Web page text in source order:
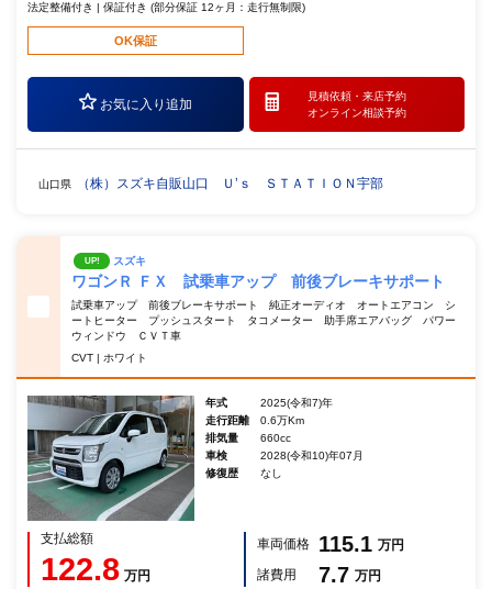
法定整備付き | 保証付き (部分保証 12ヶ月：走行無制限)
OK保証
お気に入り追加
見積依頼・ 来店予約
オンライン相談予約
山口県 （株）スズキ自販山口 Ｕ’ｓ ＳＴＡＴＩＯＮ宇部
UP! スズキ
ワゴンＲ ＦＸ 試乗車アップ 前後ブレーキサポート
試乗車アップ 前後ブレーキサポート 純正オーディオ オートエアコン シ
ートヒーター プッシュスタート タコメーター 助手席エアバッグ パワー
ウィンドウ ＣＶＴ車
CVT | ホワイト
年式
2025(令和7)年
走行距離
0.6万Km
排気量
660cc
車検
2028(令和10)年07月
修復歴
なし
支払総額
122.8 万円
車両価格 115.1 万円
諸費用
7.7 万円